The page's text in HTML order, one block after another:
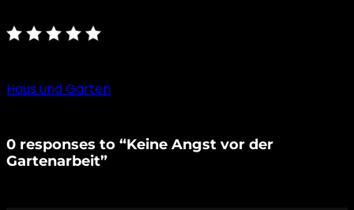
Haus und Garten
0 responses to “Keine Angst vor der
Gartenarbeit”